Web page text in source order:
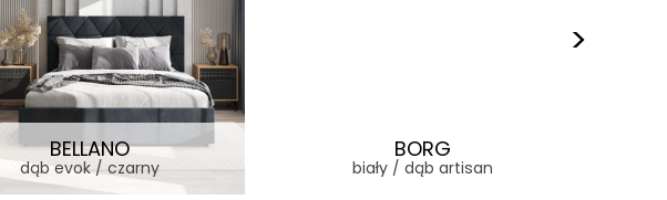
BELLANO
dąb evok / czarny
BORG
biały / dąb artisan